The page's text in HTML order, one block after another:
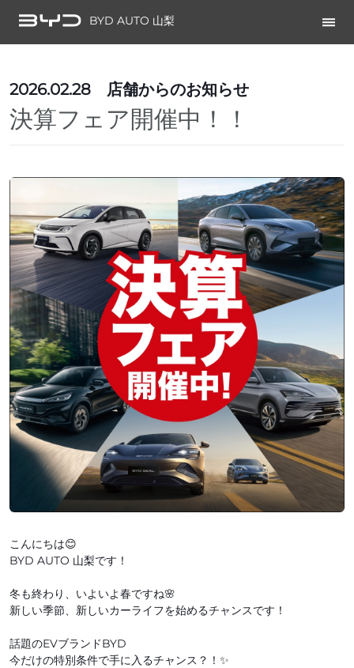
BYD AUTO 山梨
2026.02.28 店舗からのお知らせ
決算フェア開催中！！
こんにちは😊
BYD AUTO 山梨です！
冬も終わり、いよいよ春ですね🌸
新しい季節、新しいカーライフを始めるチャンスです！
話題のEVブランドBYD
今だけの特別条件で手に入るチャンス？！✨